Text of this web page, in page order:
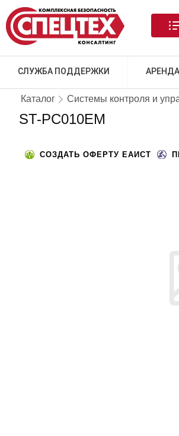
СЛУЖБА ПОДДЕРЖКИ
Каталог Системы контроля и
ST-PC010EM
СОЗДАТЬ ОФЕРТУ ЕАИСТ